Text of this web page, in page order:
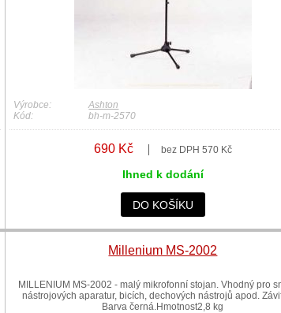
Výrobce:
Ashton
Kód:
bh-m-2570
690 Kč bez DPH 570 Kč
Ihned k dodání
DO KOŠÍKU
Millenium MS-2002
MILLENIUM MS-2002 - malý mikrofonní stojan. Vhodný pro
nástrojových aparatur, bicích, dechových nástrojů apod.
Barva černá.Hmotnost2,8 kg